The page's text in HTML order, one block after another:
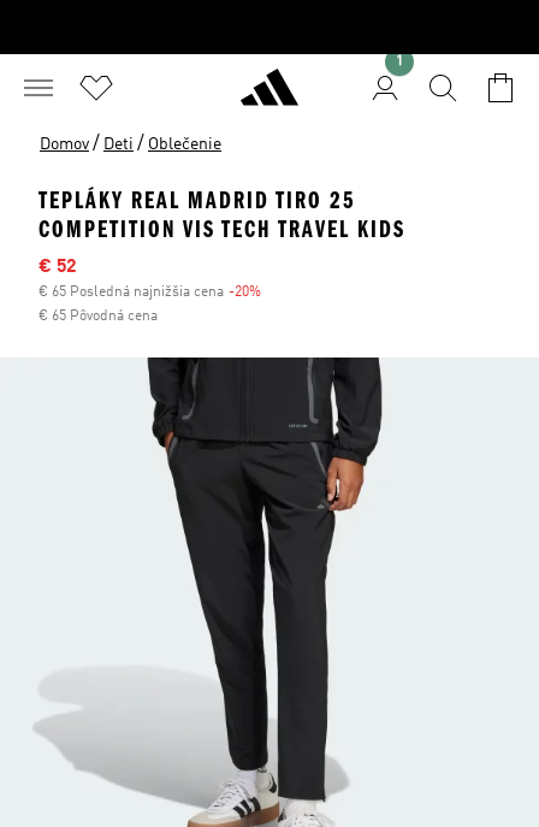
1
Domov / Deti / Oblečenie
TEPLÁKY REAL MADRID TIRO 25
COMPETITION VIS TECH TRAVEL KIDS
Výpredajová cena
€ 52
€ 65 Posledná najnižšia cena -20%
€ 65 Pôvodná cena